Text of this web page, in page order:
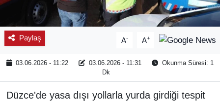
Paylaş A- A+
03.06.2026 - 11:22 03.06.2026 - 11:31
Okunma Süresi: 1
Dk
Düzce'de yasa dışı yollarla yurda girdiği tespit